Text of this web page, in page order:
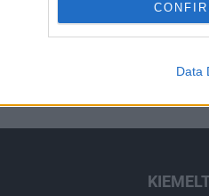
I want to allow Google
I want to allow Google
authentication
Data